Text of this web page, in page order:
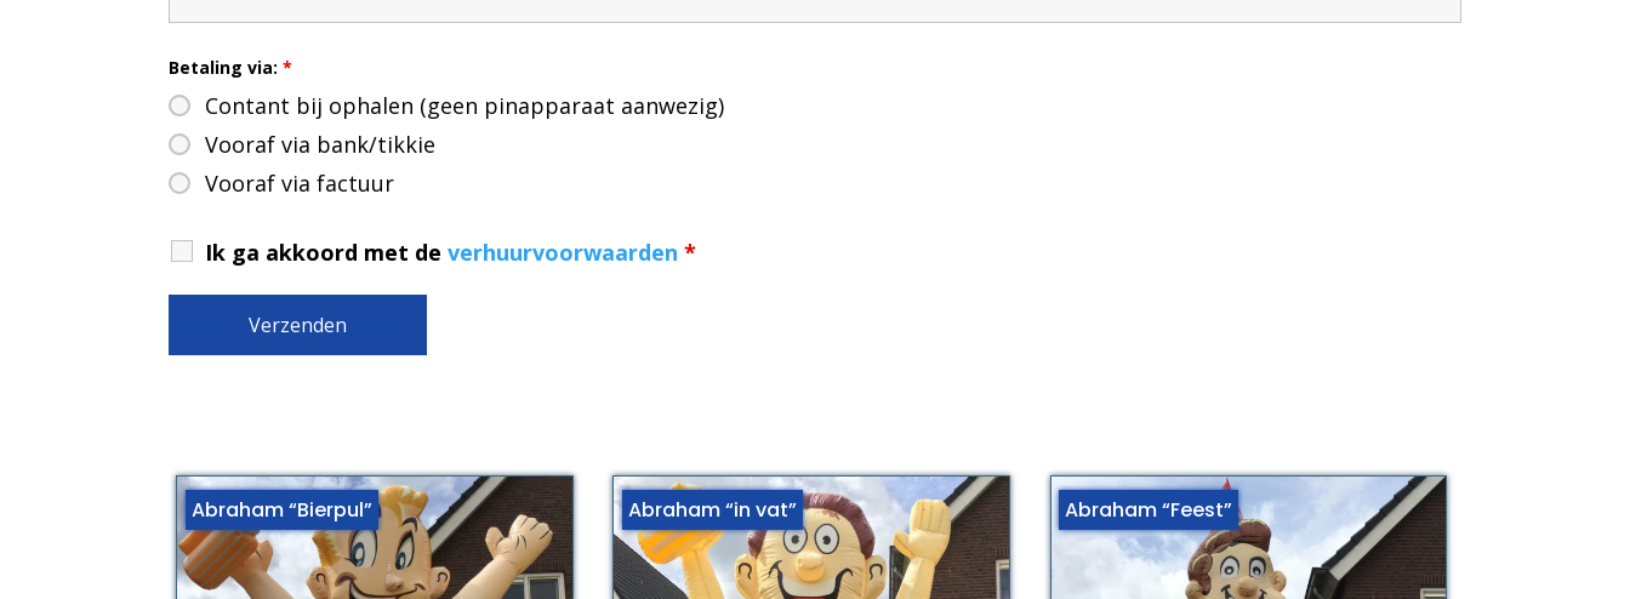
Betaling via:*
Contant bij ophalen (geen pinapparaat aanwezig)
Vooraf via bank/tikkie
Vooraf via factuur
Ik ga akkoord met deverhuurvoorwaarden *
Abraham “Bierpul” Abraham “in vat” Abraham “Feest”